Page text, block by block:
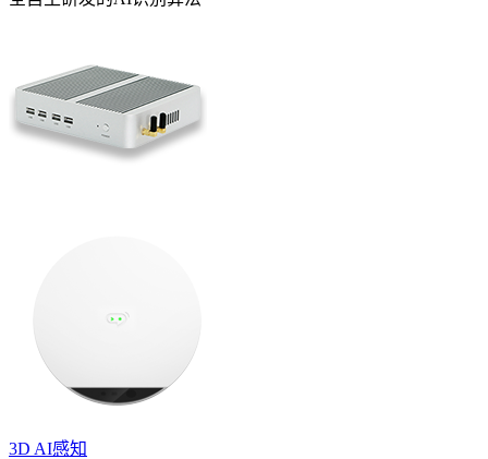
3D AI感知